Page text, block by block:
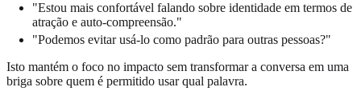
"Estou mais confortável falando sobre identidade em termos de
atração e auto-compreensão."
"Podemos evitar usá-lo como padrão para outras pessoas?"
Isto mantém o foco no impacto sem transformar a conversa em uma
briga sobre quem é permitido usar qual palavra.